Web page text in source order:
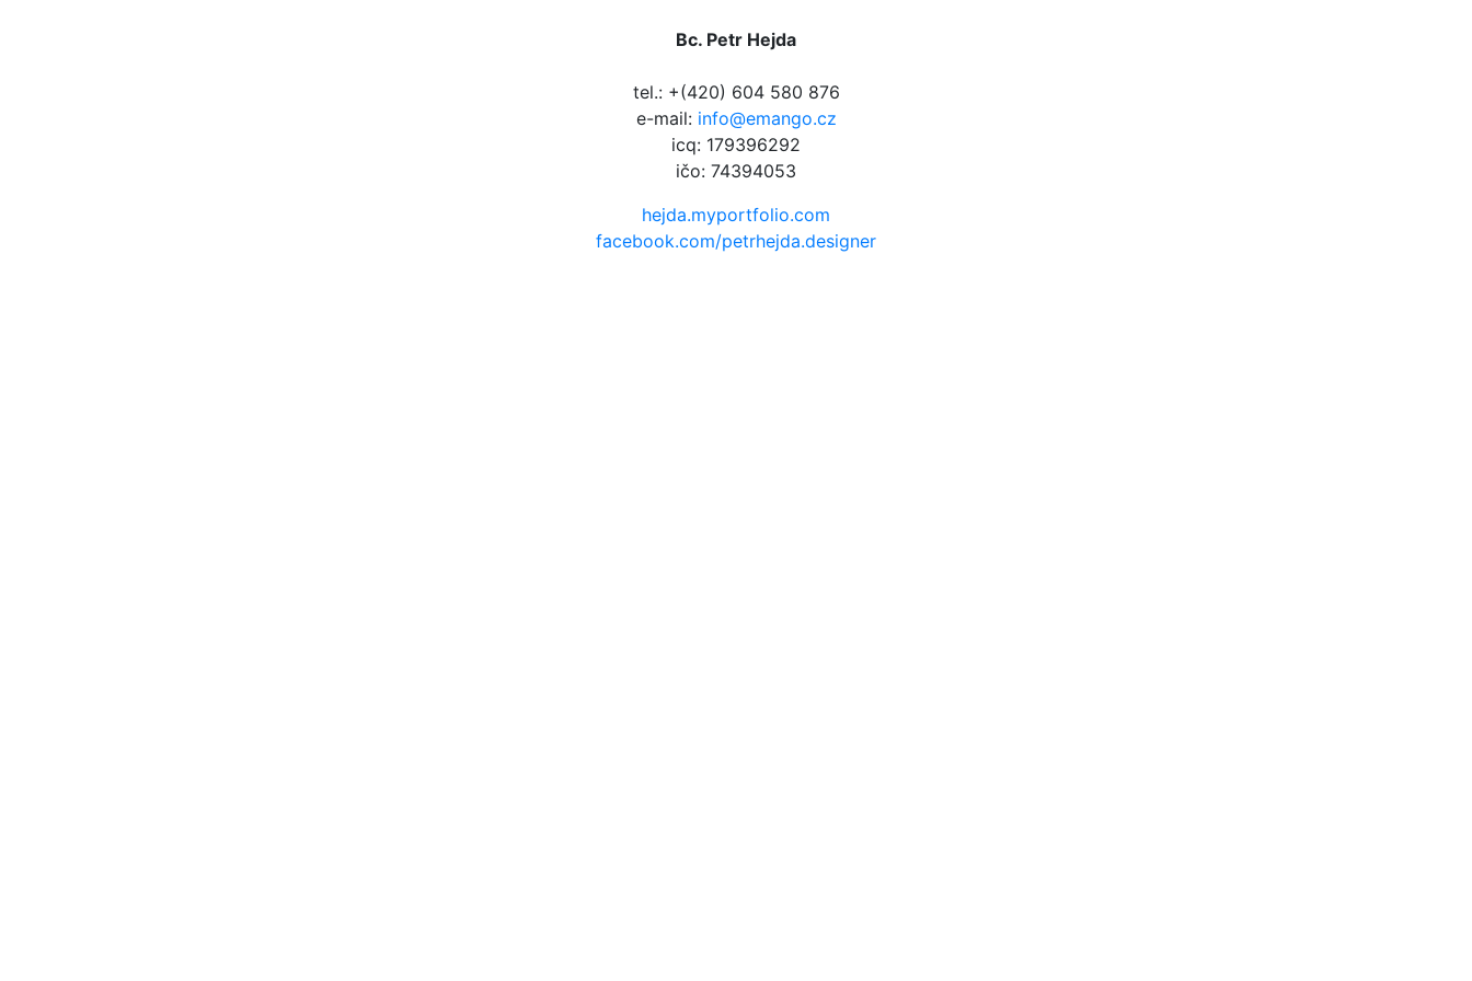
Bc. Petr Hejda
tel.: +(420) 604 580 876
e-mail: info@emango.cz
icq: 179396292
ičo: 74394053
hejda.myportfolio.com
facebook.com/petrhejda.designer